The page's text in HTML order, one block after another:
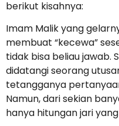
berikut kisahnya:
Imam Malik yang
membuat “kecewa”
tidak bisa beliau jawab.
didatangi seorang
tetangganya
Namun, dari sekian
hanya hitungan jari